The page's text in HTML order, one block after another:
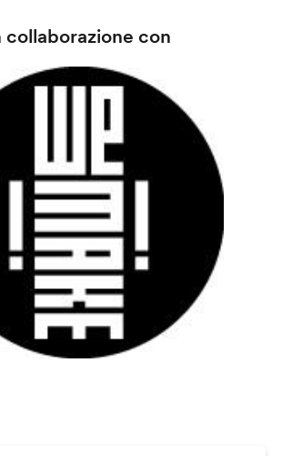
collaborazione con